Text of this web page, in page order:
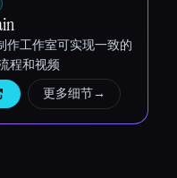
作工作室可实现一致的
程和视频
更多细节→